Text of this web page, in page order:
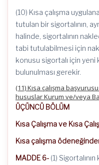
(10) Kısa çalışma
tutulan bir sigortalının,
halinde, sigortalının
tabi tutulabilmesi için
konusu sigortalı için yeni
bulunulması gerekir.
(11) Kısa çalışma
hususlar Kurum ve/veya
ÜÇÜNCÜ BÖLÜM
Kısa Çalışma ve Kısa
Kısa çalışma
MADDE 6- (1)